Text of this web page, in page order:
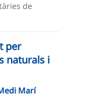
de
per
naturals i
Marí